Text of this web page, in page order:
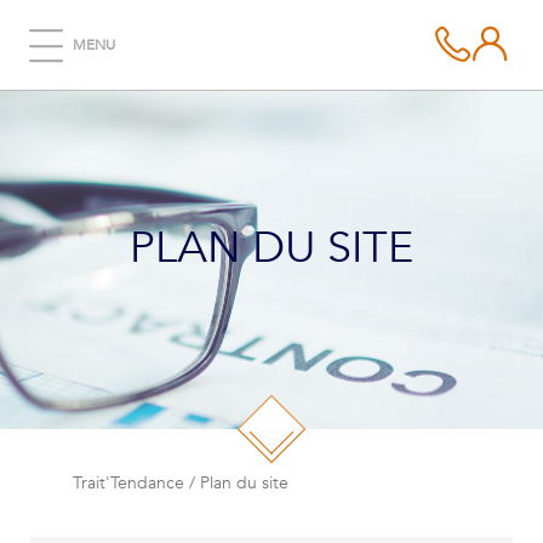
MENU
PLAN DU SITE
Trait'Tendance / Plan du site